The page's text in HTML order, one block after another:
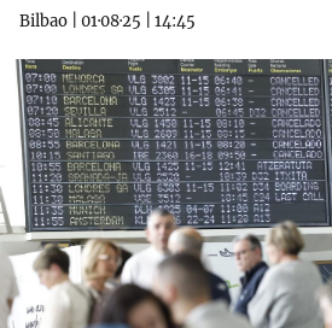
Bilbao 01·08·25 14:45